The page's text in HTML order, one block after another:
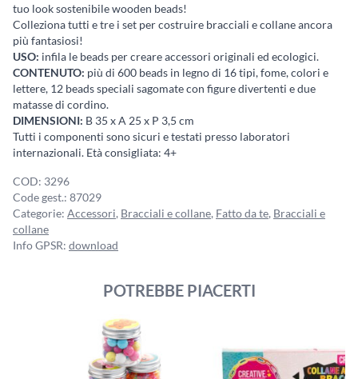
tuo look sostenibile wooden beads!
Colleziona tutti e tre i set per costruire bracciali e collane ancora
più fantasiosi!
USO: infila le beads per creare accessori originali ed ecologici.
CONTENUTO: più di 600 beads in legno di 16 tipi, fome, colori e
lettere, 12 beads speciali sagomate con figure divertenti e due
matasse di cordino.
DIMENSIONI: B 35 x A 25 x P 3,5 cm
Tutti i componenti sono sicuri e testati presso laboratori
internazionali. Età consigliata: 4+
COD: 3296
Code gest.: 87029
Categorie: Accessori, Bracciali e collane, Fatto da te, Bracciali e
collane
Info GPSR: download
POTREBBE PIACERTI